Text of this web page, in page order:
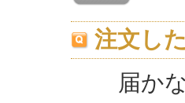
注文し
届か